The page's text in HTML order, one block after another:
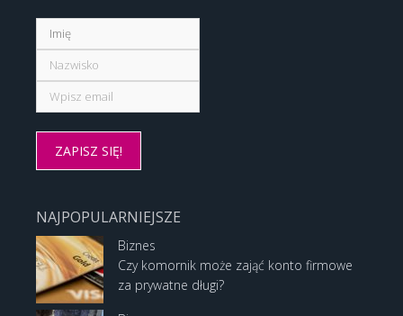
NAJPOPULARNIEJSZE
Biznes
Czy komornik może zająć konto firmowe
za prywatne długi?